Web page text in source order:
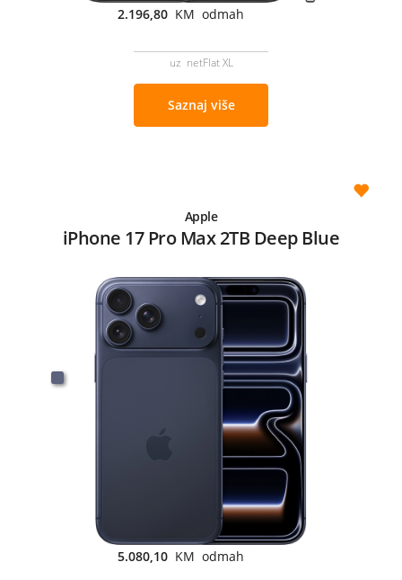
2.196,80 KM odmah
uz netFlat XL
Saznaj više
Apple
iPhone 17 Pro Max 2TB Deep Blue
5.080,10 KM odmah